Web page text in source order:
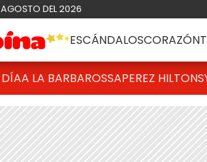
AGOSTO DEL 2026
ESCÁNDALOSCORAZÓN
A LA BARBAROSSAPEREZ HILTON